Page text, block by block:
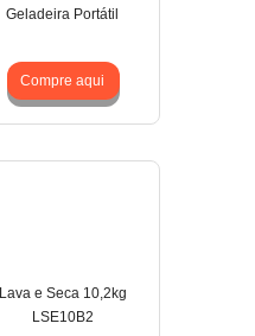
Geladeira Portátil
Compre aqui
Lava e Seca 10,2kg
LSE10B2